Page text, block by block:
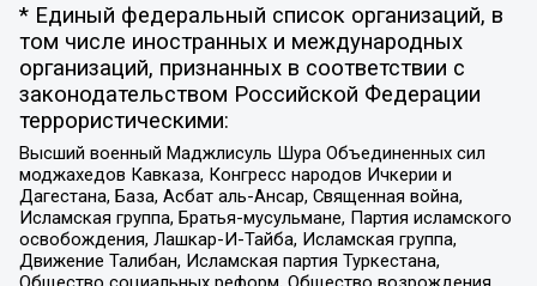
* Единый федеральный список организаций, в
том числе иностранных и международных
организаций, признанных в соответствии с
законодательством Российской Федерации
террористическими:
Высший военный Маджлисуль Шура Объединенных сил
моджахедов Кавказа, Конгресс народов Ичкерии и
Дагестана, База, Асбат аль-Ансар, Священная война,
Исламская группа, Братья-мусульмане, Партия исламского
освобождения, Лашкар-И-Тайба, Исламская группа,
Движение Талибан, Исламская партия Туркестана,